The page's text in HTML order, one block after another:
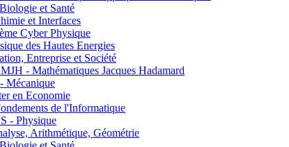
et Santé
et Interfaces
Cyber Physique
des Hautes Energies
Entreprise et Société
- Mathématiques Jacques Hadamard
Mécanique
en Economie
de l'Informatique
- Physique
Arithmétique, Géométrie